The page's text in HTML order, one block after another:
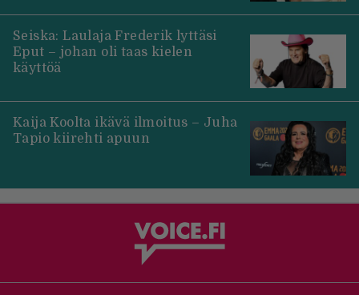
Seiska: Laulaja Frederik lyttäsi
Eput – johan oli taas kielen
käyttöä
Kaija Koolta ikävä ilmoitus – Juha
Tapio kiirehti apuun